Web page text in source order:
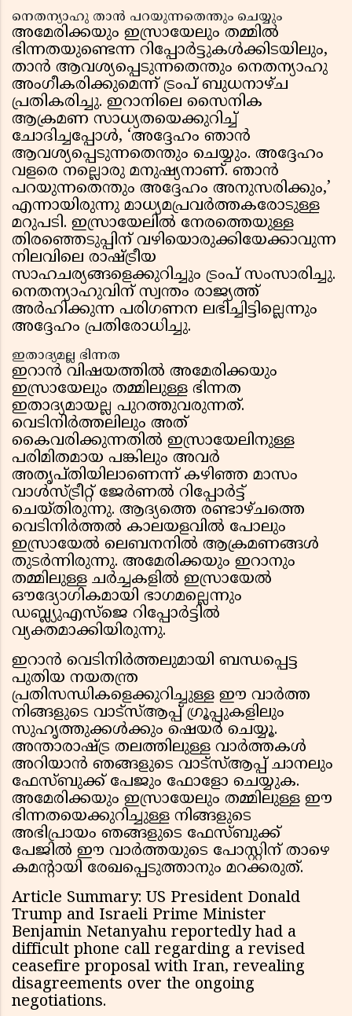
നെതന്യാഹു താൻ പറയുന്നതെന്തും ചെയ്യും
അമേരിക്കയും ഇസ്രായേലും തമ്മിൽ
ഭിന്നതയുണ്ടെന്ന റിപ്പോർട്ടുകൾക്കിടയിലും,
താൻ ആവശ്യപ്പെടുന്നതെന്തും നെതന്യാഹു
അംഗീകരിക്കുമെന്ന് ട്രംപ് ബുധനാഴ്ച
പ്രതികരിച്ചു. ഇറാനിലെ സൈനിക
ആക്രമണ സാധ്യതയെക്കുറിച്ച്
ചോദിച്ചപ്പോൾ, ‘അദ്ദേഹം ഞാൻ
ആവശ്യപ്പെടുന്നതെന്തും ചെയ്യും. അദ്ദേഹം
വളരെ നല്ലൊരു മനുഷ്യനാണ്. ഞാൻ
പറയുന്നതെന്തും അദ്ദേഹം അനുസരിക്കും,’
എന്നായിരുന്നു മാധ്യമപ്രവർത്തകരോടുള്ള
മറുപടി. ഇസ്രായേലിൽ നേരത്തെയുള്ള
തിരഞ്ഞെടുപ്പിന് വഴിയൊരുക്കിയേക്കാവുന്ന
നിലവിലെ രാഷ്ട്രീയ
സാഹചര്യങ്ങളെക്കുറിച്ചും ട്രംപ് സംസാരിച്ചു.
നെതന്യാഹുവിന് സ്വന്തം രാജ്യത്ത്
അർഹിക്കുന്ന പരിഗണന ലഭിച്ചിട്ടില്ലെന്നും
അദ്ദേഹം പ്രതിരോധിച്ചു.
ഇതാദ്യമല്ല ഭിന്നത
ഇറാൻ വിഷയത്തിൽ അമേരിക്കയും
ഇസ്രായേലും തമ്മിലുള്ള ഭിന്നത
ഇതാദ്യമായല്ല പുറത്തുവരുന്നത്.
വെടിനിർത്തലിലും അത്
കൈവരിക്കുന്നതിൽ ഇസ്രായേലിനുള്ള
പരിമിതമായ പങ്കിലും അവർ
അതൃപ്തിയിലാണെന്ന് കഴിഞ്ഞ മാസം
വാൾസ്ട്രീറ്റ് ജേർണൽ റിപ്പോർട്ട്
ചെയ്തിരുന്നു. ആദ്യത്തെ രണ്ടാഴ്ചത്തെ
വെടിനിർത്തൽ കാലയളവിൽ പോലും
ഇസ്രായേൽ ലെബനനിൽ ആക്രമണങ്ങൾ
തുടർന്നിരുന്നു. അമേരിക്കയും ഇറാനും
തമ്മിലുള്ള ചർച്ചകളിൽ ഇസ്രായേൽ
ഔദ്യോഗികമായി ഭാഗമല്ലെന്നും
ഡബ്ല്യുഎസ്ജെ റിപ്പോർട്ടിൽ
വ്യക്തമാക്കിയിരുന്നു.
ഇറാൻ വെടിനിർത്തലുമായി ബന്ധപ്പെട്ട
പുതിയ നയതന്ത്ര
പ്രതിസന്ധികളെക്കുറിച്ചുള്ള ഈ വാർത്ത
നിങ്ങളുടെ വാട്സ്ആപ്പ് ഗ്രൂപ്പുകളിലും
സുഹൃത്തുക്കൾക്കും ഷെയർ ചെയ്യൂ.
അന്താരാഷ്ട്ര തലത്തിലുള്ള വാർത്തകൾ
അറിയാൻ ഞങ്ങളുടെ വാട്സ്ആപ്പ് ചാനലും
ഫേസ്ബുക്ക് പേജും ഫോളോ ചെയ്യുക.
അമേരിക്കയും ഇസ്രായേലും തമ്മിലുള്ള ഈ
ഭിന്നതയെക്കുറിച്ചുള്ള നിങ്ങളുടെ
അഭിപ്രായം ഞങ്ങളുടെ ഫേസ്ബുക്ക്
പേജിൽ ഈ വാർത്തയുടെ പോസ്റ്റിന് താഴെ
കമന്റായി രേഖപ്പെടുത്താനും മറക്കരുത്.
Article Summary: US President Donald
Trump and Israeli Prime Minister
Benjamin Netanyahu reportedly had a
difficult phone call regarding a revised
ceasefire proposal with Iran, revealing
disagreements over the ongoing
negotiations.